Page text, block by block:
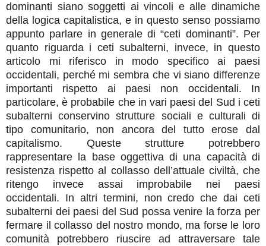
dominanti siano soggetti ai vincoli e alle dinamiche
della logica capitalistica, e in questo senso possiamo
appunto parlare in generale di “ceti dominanti”. Per
quanto riguarda i ceti subalterni, invece, in questo
articolo mi riferisco in modo specifico ai paesi
occidentali, perché mi sembra che vi siano differenze
importanti rispetto ai paesi non occidentali. In
particolare, è probabile che in vari paesi del Sud i ceti
subalterni conservino strutture sociali e culturali di
tipo comunitario, non ancora del tutto erose dal
capitalismo. Queste strutture potrebbero
rappresentare la base oggettiva di una capacità di
resistenza rispetto al collasso dell’attuale civiltà, che
ritengo invece assai improbabile nei paesi
occidentali. In altri termini, non credo che dai ceti
subalterni dei paesi del Sud possa venire la forza per
fermare il collasso del nostro mondo, ma forse le loro
comunità potrebbero riuscire ad attraversare tale